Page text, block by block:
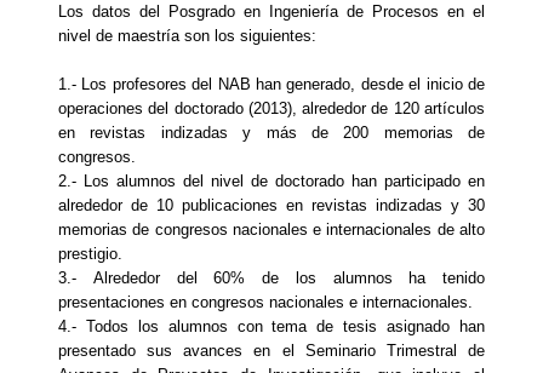
Los datos del Posgrado en Ingeniería de Procesos en el
nivel de maestría son los siguientes:
1.- Los profesores del NAB han generado, desde el inicio de
operaciones del doctorado (2013), alrededor de 120 artículos
en revistas indizadas y más de 200 memorias de
congresos.
2.- Los alumnos del nivel de doctorado han participado en
alrededor de 10 publicaciones en revistas indizadas y 30
memorias de congresos nacionales e internacionales de alto
prestigio.
3.- Alrededor del 60% de los alumnos ha tenido
presentaciones en congresos nacionales e internacionales.
4.- Todos los alumnos con tema de tesis asignado han
presentado sus avances en el Seminario Trimestral de